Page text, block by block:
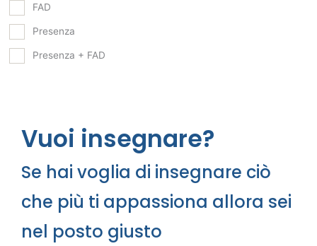
FAD
Presenza
Presenza + FAD
Vuoi insegnare?
Se hai voglia di insegnare ciò
che più ti appassiona allora sei
nel posto giusto